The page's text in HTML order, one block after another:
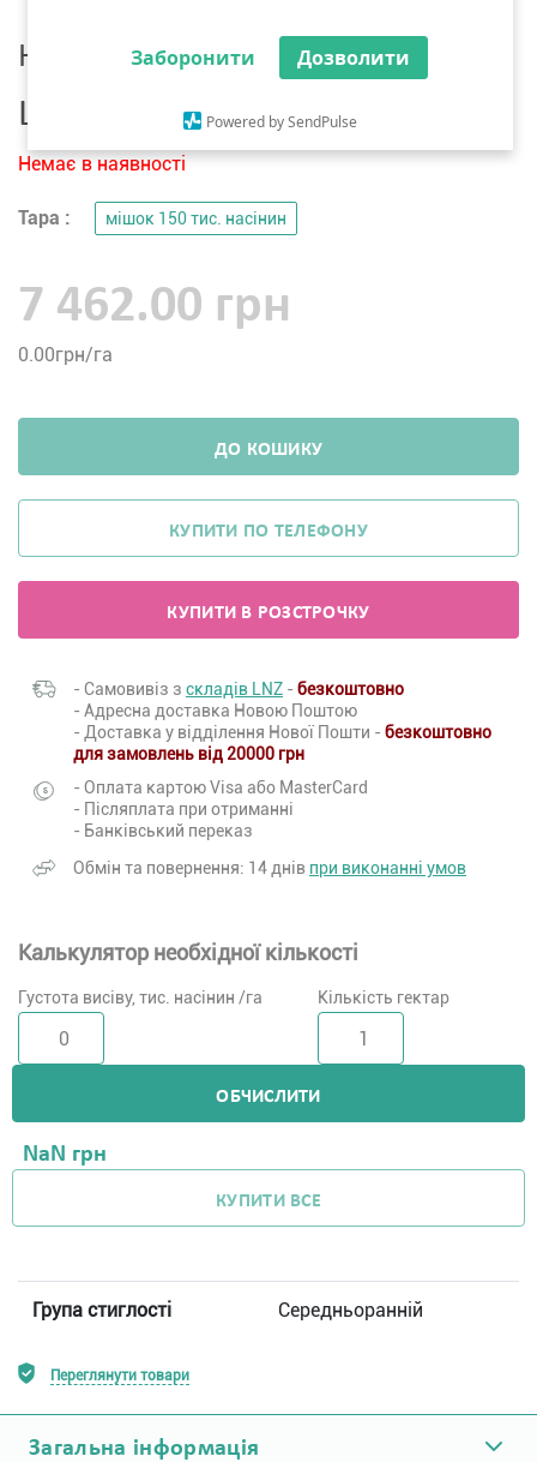
Заборонити Дозволити
Powered by SendPulse
Насіння ріпаку
LG Seeds ЛГ Аделін
Немає в наявності
Тара : мішок 150 тис. насінин
7 462.00 грн
0.00грн/га
ДО КОШИКУ
КУПИТИ ПО ТЕЛЕФОНУ
КУПИТИ В РОЗСТРОЧКУ
- Самовивіз з складів LNZ - безкоштовно
- Адресна доставка Новою Поштою
- Доставка у відділення Нової Пошти - безкоштовно
для замовлень від 20000 грн
- Оплата картою Visa або MasterCard
- Післяплата при отриманні
- Банківський переказ
Обмін та повернення: 14 днів при виконанні умов
Калькулятор необхідної кількості
Густота висіву, тис. насінин /га Кількість гектар
ОБЧИСЛИТИ
NaN грн
КУПИТИ ВСЕ
Група стиглості Середньоранній
Переглянути товари
Загальна інформація